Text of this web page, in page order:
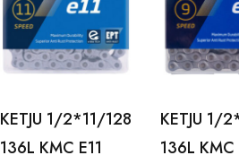
KETJU 1/2*11/128
136L KMC E11
KETJU 1/
136L KMC